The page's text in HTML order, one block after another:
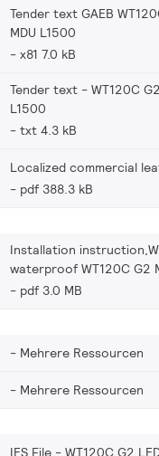
Tender text GAEB
MDU L1500
x81 7.0 kB
Tender text - WT120C
L1500
txt 4.3 kB
Localized commercial
pdf 388.3 kB
Installation
waterproof WT120C G2
pdf 3.0 MB
Mehrere Ressourcen
Mehrere Ressourcen
IES File - WT120C G2